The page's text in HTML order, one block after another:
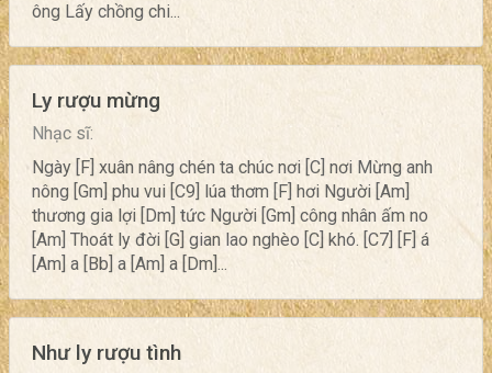
ông Lấy chồng chi...
Ly rượu mừng
Nhạc sĩ:
Ngày [F] xuân nâng chén ta chúc nơi [C] nơi Mừng anh
nông [Gm] phu vui [C9] lúa thơm [F] hơi Người [Am]
thương gia lợi [Dm] tức Người [Gm] công nhân ấm no
[Am] Thoát ly đời [G] gian lao nghèo [C] khó. [C7] [F] á
[Am] a [Bb] a [Am] a [Dm]...
Như ly rượu tình